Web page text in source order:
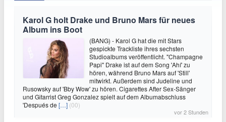
Karol G holt Drake und Bruno Mars für neues
Album ins Boot
(BANG) - Karol G hat die mit Stars
gespickte Trackliste ihres sechsten
Studioalbums veröffentlicht. "Champagne
Papi" Drake ist auf dem Song 'Ahí' zu
hören, während Bruno Mars auf 'Still'
mitwirkt. Außerdem sind Judeline und
Rusowsky auf 'Bby Wow' zu hören. Cigarettes After Sex-Sänger
und Gitarrist Greg Gonzalez spielt auf dem Albumabschluss
'Después de […] (00)
vor 2 Stunden